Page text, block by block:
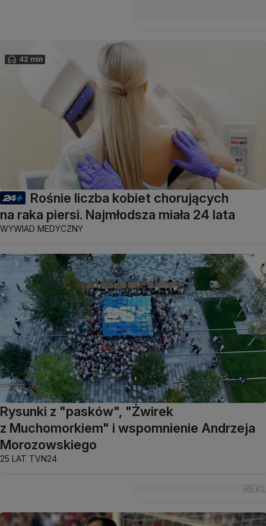
42 min
Rośnie liczba kobiet chorujących
na raka piersi. Najmłodsza miała 24 lata
WYWIAD MEDYCZNY
Rysunki z "pasków", "Żwirek
z Muchomorkiem" i wspomnienie Andrzeja
Morozowskiego
25 LAT TVN24